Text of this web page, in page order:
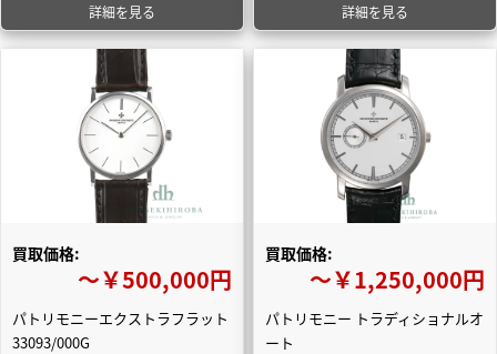
詳細を見る 詳細を見る
買取価格:
〜￥500,000円
パトリモニーエクストラフラット
33093/000G
買取価格:
〜￥1,250,000円
パトリモニー トラディショナルオ
ート